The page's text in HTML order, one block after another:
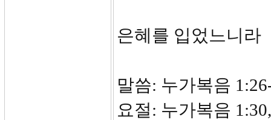
은혜를 입었느니라
말씀: 누가복음
요절: 누가복음